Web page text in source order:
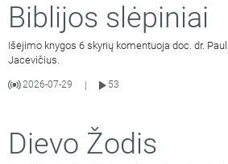
Biblijos slėpiniai
Išėjimo knygos 6 skyrių komentuoja doc. dr.
Jacevičius.
2026-07-29
53
Dievo Žodis